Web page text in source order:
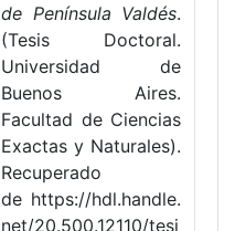
de Península Valdés.
(Tesis Doctoral.
Universidad de
Buenos Aires.
Facultad de Ciencias
Exactas y Naturales).
Recuperado
de https://hdl.handle.
net/20.500.12110/tesi